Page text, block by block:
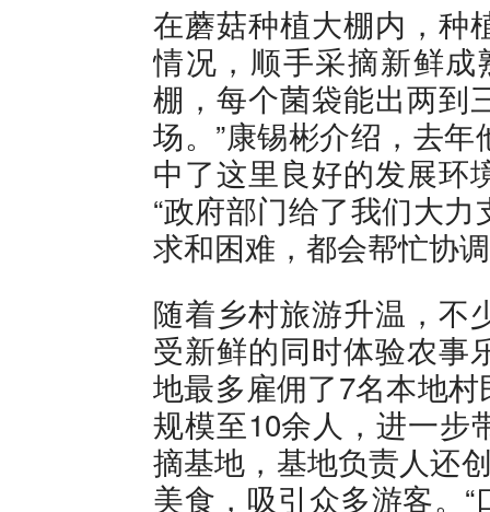
在蘑菇种植大棚内，种
情况，顺手采摘新鲜成
棚，每个菌袋能出两到
场。”康锡彬介绍，去
中了这里良好的发展环
“政府部门给了我们大
求和困难，都会帮忙协
随着乡村旅游升温，不
受新鲜的同时体验农事
地最多雇佣了7名本地
规模至10余人，进一步
摘基地，基地负责人还
美食，吸引众多游客。